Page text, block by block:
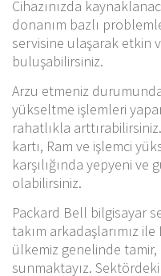
Cihazınızda
donanım bazlı
servisine ulaşarak etkin
buluşabilirsiniz.
Arzu etmeniz
yükseltme işlemleri
rahatlıkla
kartı, Ram ve işlemci
karşılığında yepyeni
olabilirsiniz.
Packard Bell bilgisayar
takım arkadaşlarımız
ülkemiz genelinde tamir,
sunmaktayız.